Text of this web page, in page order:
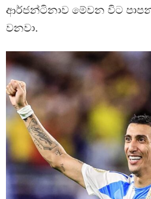
ආර්ජන්ටිනාව මේවන විට
වනවා.